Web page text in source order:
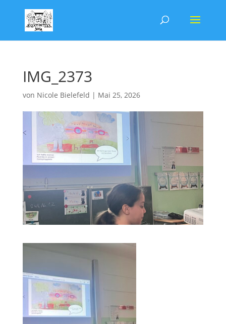
IMG_2373
von Nicole Bielefeld | Mai 25, 2026